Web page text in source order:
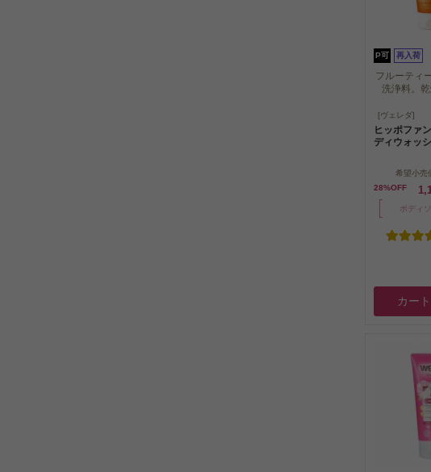
P可 再入荷
フルーティ
洗浄料。
フルーティ
洗浄料。乾
[ヴェレダ]
ヒッポファ
ディウォッ
希望小売
28%OFF
ボディ
カー